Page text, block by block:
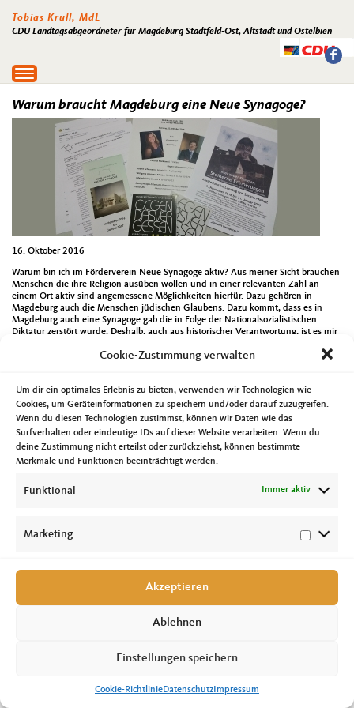
Cookie-Zustimmung verwalten
Um dir ein optimales Erlebnis zu bieten, verwenden wir Technologien wie
Cookies, um Geräteinformationen zu speichern und/oder darauf zuzugreifen.
Wenn du diesen Technologien zustimmst, können wir Daten wie das
Surfverhalten oder eindeutige IDs auf dieser Website verarbeiten. Wenn du
deine Zustimmung nicht erteilst oder zurückziehst, können bestimmte
Merkmale und Funktionen beeinträchtigt werden.
Funktional Immer aktiv
Marketing
Akzeptieren
Ablehnen
Einstellungen speichern
Cookie-RichtlinieDatenschutz Impressum
Tobias Krull, MdL
CDU Landtagsabgeordneter für Magdeburg Stadtfeld-Ost, Altstadt und Ostelbien
Toggle
navigation
Warum braucht Magdeburg eine Neue Synagoge?
16. Oktober 2016
Warum bin ich im Förderverein Neue Synagoge aktiv? Aus meiner Sicht brauchen
Menschen die ihre Religion ausüben wollen und in einer relevanten Zahl an
einem Ort aktiv sind angemessene Möglichkeiten hierfür. Dazu gehören in
Magdeburg auch die Menschen jüdischen Glaubens. Dazu kommt, dass es in
Magdeburg auch eine Synagoge gab die in Folge der Nationalsozialistischen
Diktatur zerstört wurde. Deshalb, auch aus historischer Verantwortung, ist es mir
gibt. Nicht nur als religiöser Ort sondern auch als Informations- und
Gespräch kommen können.
Die derzeitige Raumsituation der Synagogengemeinde kann man nur als
unzureichend und nicht wirklich würdig bezeichnen. Ich bin deshalb sehr froh,
dass das Thema des Neubaus einer Synagoge auch im Koalitionsvertrag zu
finden ist.
Deshalb engagiere ich mich im Vorstand des Fördervereins Neue Synagoge